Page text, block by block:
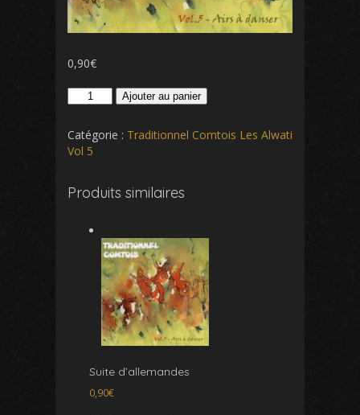
0,90€
quantité
Polkas
de
de
Ajouter au panier
Catégorie : Traditionnel Comtois Les Alwati
Vol 5
Produits similaires
Suite d’allemandes
0,90€